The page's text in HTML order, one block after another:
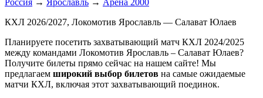
КХЛ 2026/2027, Локомотив Ярославль — Салават Юлаев
Планируете посетить захватывающий матч КХЛ 2024/2025
между командами Локомотив Ярославль – Салават Юлаев?
Получите билеты прямо сейчас на нашем сайте! Мы
предлагаем широкий выбор билетов на самые ожидаемые
матчи КХЛ, включая этот захватывающий поединок.